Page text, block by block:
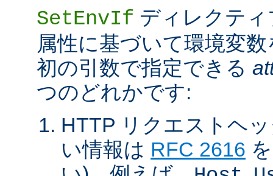
SetEnvIf ディレクテ
属性に基づいて環境変
初の引数で指定できる
つのどれかです:
HTTP リクエストヘ
い情報は RFC 2616